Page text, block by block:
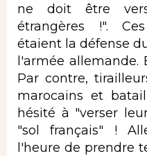
ne doit être
étrangères !".
étaient la défense
l'armée allemande.
Par contre,
marocains et
hésité à "verser
"sol français" !
l'heure de prendre